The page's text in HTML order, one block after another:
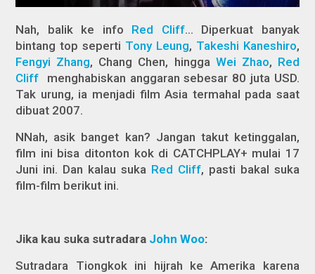
Nah, balik ke info Red Cliff… Diperkuat banyak
bintang top seperti Tony Leung, Takeshi Kaneshiro,
Fengyi Zhang, Chang Chen, hingga Wei Zhao, Red
Cliff
menghabiskan anggaran sebesar 80 juta USD.
Tak urung, ia menjadi film Asia termahal pada saat
dibuat 2007.
NNah, asik banget kan? Jangan takut ketinggalan,
film ini bisa ditonton kok di CATCHPLAY+ mulai 17
Juni ini. Dan kalau suka Red Cliff, pasti bakal suka
film-film berikut ini.
Jika kau suka sutradara John Woo:
Sutradara Tiongkok ini hijrah ke Amerika karena